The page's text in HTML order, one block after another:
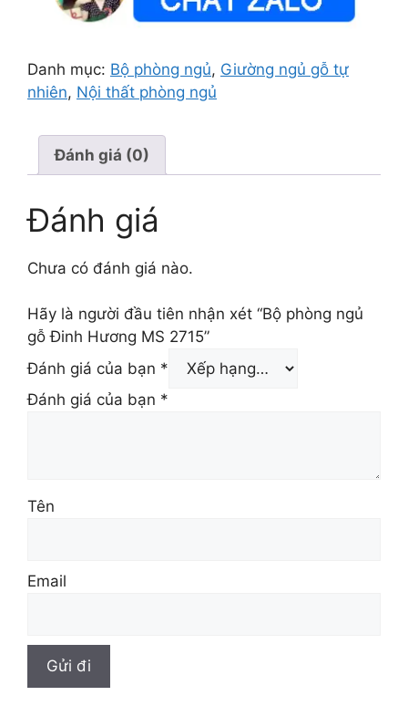
Danh mục: Bộ phòng ngủ, Giường ngủ gỗ tự
nhiên, Nội thất phòng ngủ
Đánh giá (0)
Đánh giá
Chưa có đánh giá nào.
Hãy là người đầu tiên nhận xét “Bộ phòng ngủ
gỗ Đinh Hương MS 2715”
Đánh giá của bạn *
Đánh giá của bạn *
Tên
Email